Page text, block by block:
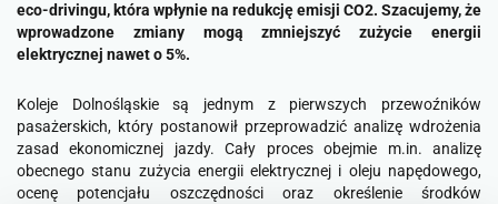
eco-drivingu, która wpłynie na redukcję emisji CO2. Szacujemy, że
wprowadzone zmiany mogą zmniejszyć zużycie energii
elektrycznej nawet o 5%.
Koleje Dolnośląskie są jednym z pierwszych przewoźników
pasażerskich, który postanowił przeprowadzić analizę wdrożenia
zasad ekonomicznej jazdy. Cały proces obejmie m.in. analizę
obecnego stanu zużycia energii elektrycznej i oleju napędowego,
ocenę potencjału oszczędności oraz określenie środków